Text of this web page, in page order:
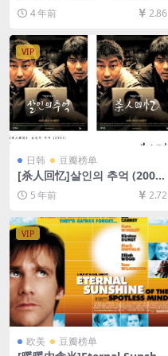
es (2007)[百度网盘+夸克网盘
+迅雷云盘1080P超清未删减
资源][网盘在线播放/下载][MP
4/6.3GB][中文字幕]
4 年前 2.86
VIP
日韩 豆瓣榜单
[杀人回忆]살인의 추억 (2003)
[百度网盘+夸克网盘+迅雷云
盘资源1080P超清未删减][MP
5 年前 2.72
VIP
欧美 豆瓣榜单